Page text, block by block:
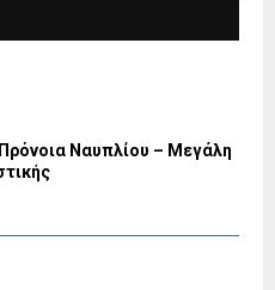
Ναυπλίου – Μεγάλη